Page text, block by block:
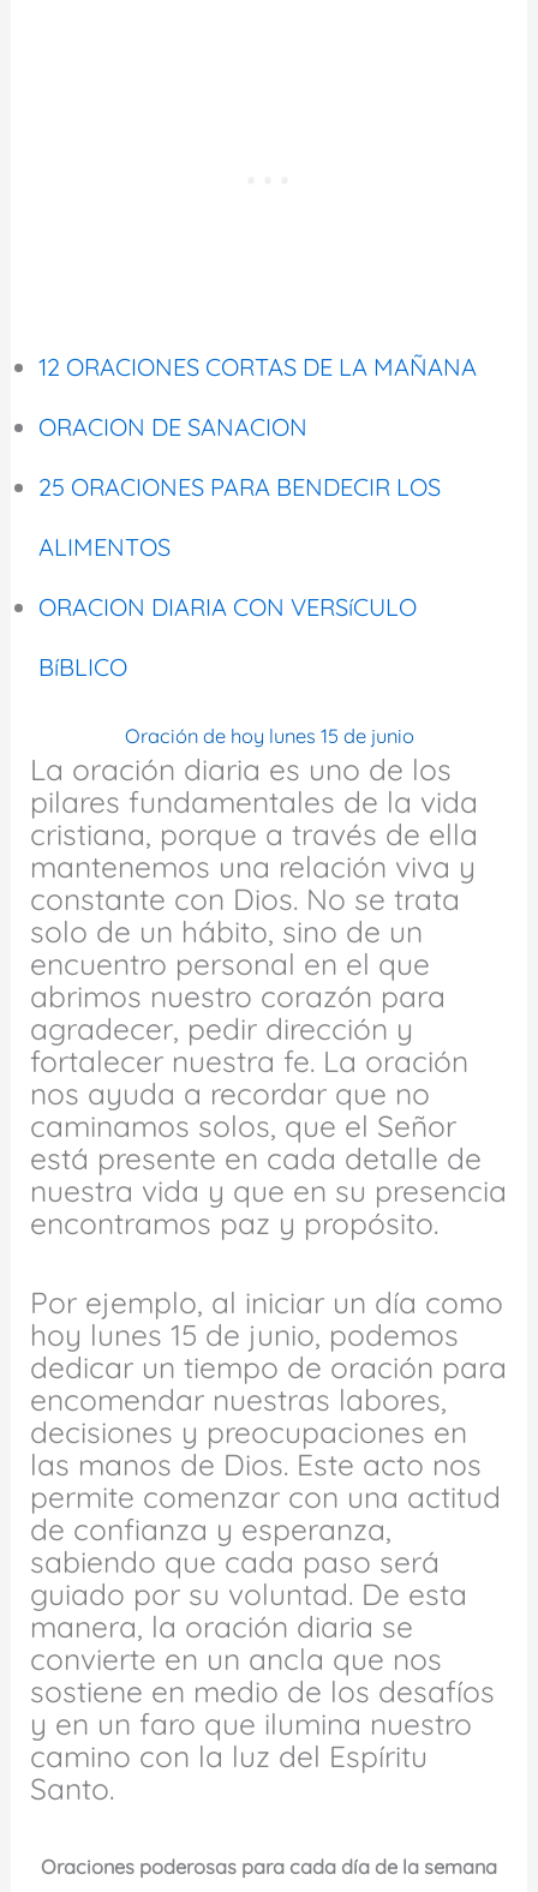
12 ORACIONES CORTAS DE LA MAÑANA
ORACION DE SANACION
25 ORACIONES PARA BENDECIR LOS
ALIMENTOS
ORACION DIARIA CON VERSíCULO
BíBLICO
Oración de hoy lunes 15 de junio
La oración diaria es uno de los
pilares fundamentales de la vida
cristiana, porque a través de ella
mantenemos una relación viva y
constante con Dios. No se trata
solo de un hábito, sino de un
encuentro personal en el que
abrimos nuestro corazón para
agradecer, pedir dirección y
fortalecer nuestra fe. La oración
nos ayuda a recordar que no
caminamos solos, que el Señor
está presente en cada detalle de
nuestra vida y que en su presencia
encontramos paz y propósito.
Por ejemplo, al iniciar un día como
hoy lunes 15 de junio, podemos
dedicar un tiempo de oración para
encomendar nuestras labores,
decisiones y preocupaciones en
las manos de Dios. Este acto nos
permite comenzar con una actitud
de confianza y esperanza,
sabiendo que cada paso será
guiado por su voluntad. De esta
manera, la oración diaria se
convierte en un ancla que nos
sostiene en medio de los desafíos
y en un faro que ilumina nuestro
camino con la luz del Espíritu
Santo.
Oraciones poderosas para cada día de la semana